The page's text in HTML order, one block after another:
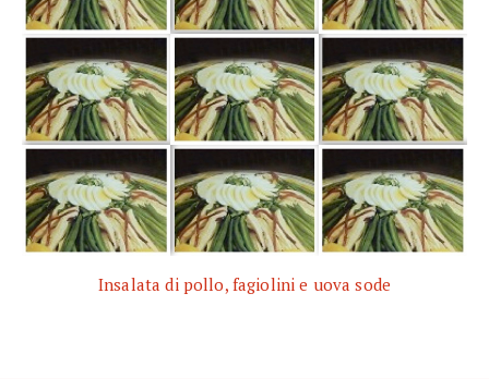
Insalata di pollo, fagiolini e uova sode